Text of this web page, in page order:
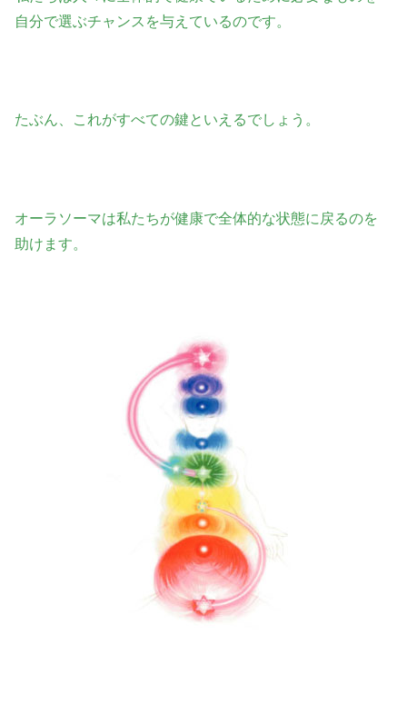
自分で選ぶチャンスを与えているのです。
たぶん、これがすべての鍵といえるでしょう。
オーラソーマは私たちが健康で全体的な状態に戻るのを
助けます。